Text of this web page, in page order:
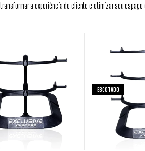
a experiência do cliente e otimizar seu espaço
ESGOTADO